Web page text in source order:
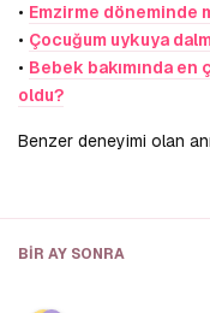
• Emzirme döneminde
• Çocuğum uykuya
• Bebek bakımında
oldu?
Benzer deneyimi olan
BIR AY SONRA